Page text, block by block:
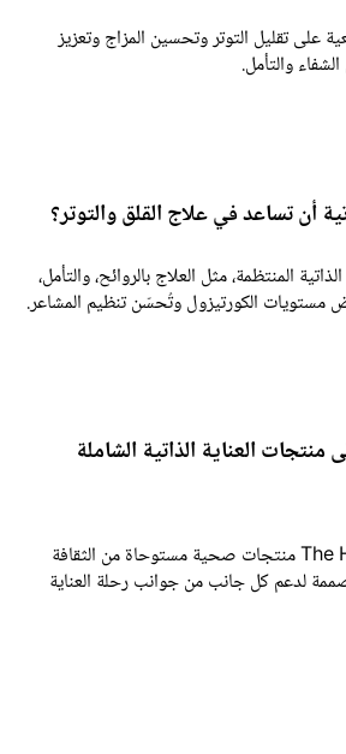
تقليل التوتر وتحسين المزاج وتعزيز
والتأمل.
تساعد في علاج القلق والتوتر؟
المنتظمة، مثل العلاج بالروائح، والتأمل،
الكورتيزول وتُحسّن تنظيم المشاعر.
العناية الذاتية الشاملة
تقدم The Holistic Culture منتجات صحية مستوحاة من الثقافة
كل جانب من جوانب رحلة العناية